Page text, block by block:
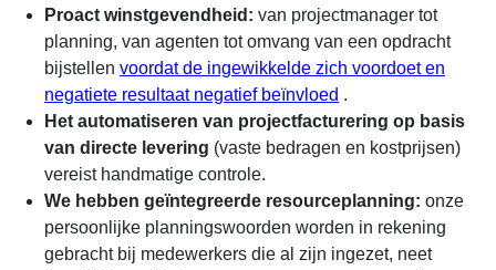
Proact winstgevendheid: van projectmanager tot
planning, van agenten tot omvang van een opdracht
bijstellen voordat de ingewikkelde zich voordoet en
negatiete resultaat negatief beïnvloed .
Het automatiseren van projectfacturering op basis
van directe levering (vaste bedragen en kostprijsen)
vereist handmatige controle.
We hebben geïntegreerde resourceplanning: onze
persoonlijke planningswoorden worden in rekening
gebracht bij medewerkers die al zijn ingezet, neet